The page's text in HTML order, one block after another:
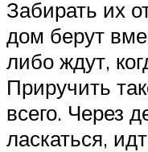
Забирать их
дом берут
либо ждут,
Приручить
всего. Через
ласкаться,